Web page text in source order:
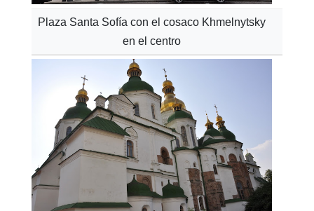
Plaza Santa Sofía con el cosaco Khmelnytsky
en el centro